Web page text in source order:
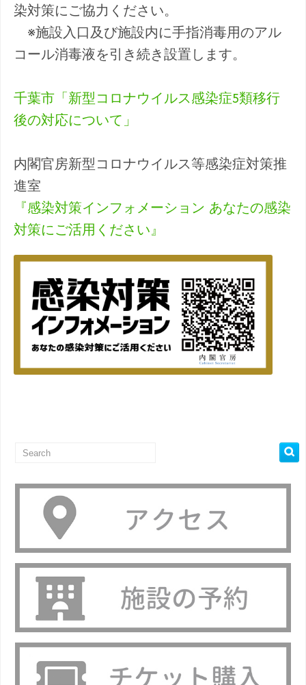
染対策にご協力ください。
※施設入口及び施設内に手指消毒用のアル
コール消毒液を引き続き設置します。
千葉市「新型コロナウイルス感染症5類移行
後の対応について」
内閣官房新型コロナウイルス等感染症対策推
進室
『感染対策インフォメーション あなたの感染
対策にご活用ください』